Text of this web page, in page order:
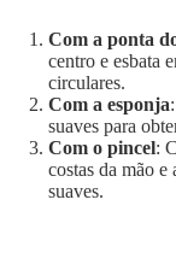
Com a ponta
centro e esbata
circulares.
Com a esponja
suaves para
Com o pincel:
costas da mão
suaves.